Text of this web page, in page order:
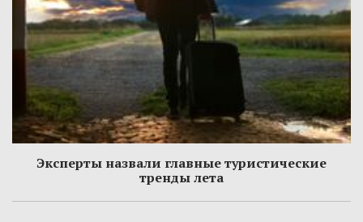
Эксперты назвали главные туристические
тренды лета